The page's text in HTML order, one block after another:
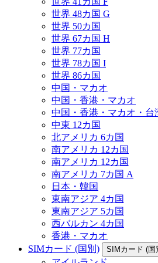
世界 48カ国 G
世界 50カ国
世界 67カ国 H
世界 77カ国
世界 78カ国 I
世界 86カ国
中国・マカオ
中国・香港・マカオ
中国・香港・マカオ・台
中東 12カ国
北アメリカ 6カ国
南アメリカ 12カ国
南アメリカ 12カ国
南アメリカ 7カ国 A
日本・韓国
東南アジア 4カ国
東南アジア 5カ国
西バルカン 4カ国
香港・マカオ
SIMカード (国別)
SIMカード (国